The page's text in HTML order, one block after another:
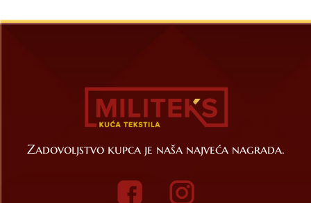
Zadovoljstvo kupca je naša najveća nagrada.